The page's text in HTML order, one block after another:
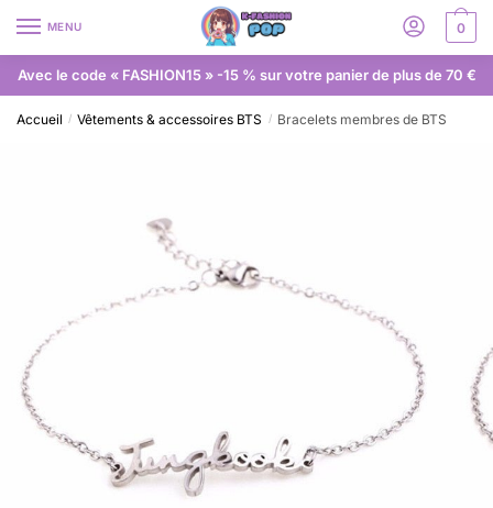
MENU 0
Avec le code « FASHION15 » -15 % sur votre panier de plus de 70 €
Accueil / Vêtements & accessoires BTS / Bracelets membres de BTS